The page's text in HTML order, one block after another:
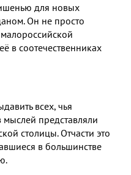
для новых
Он не просто
в соотечественниках
всех, чья
мыслей представляли
столицы. Отчасти это
в большинстве